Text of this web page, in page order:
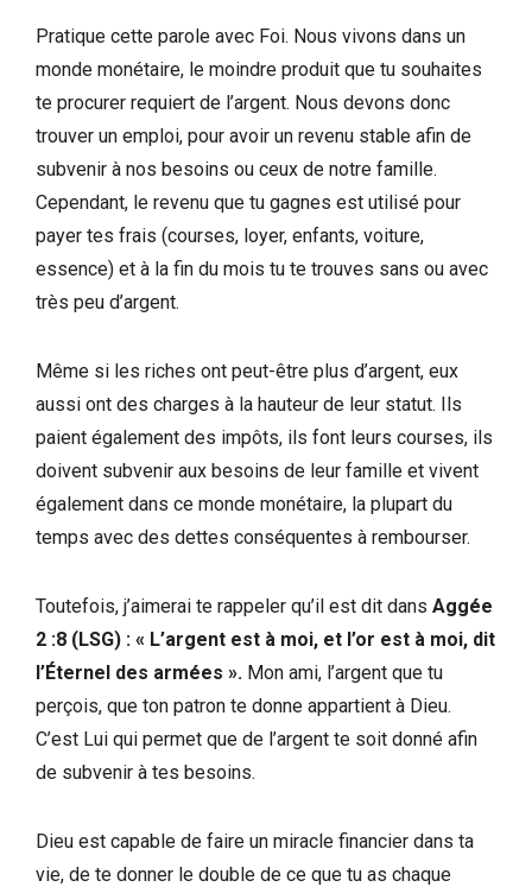
Pratique cette parole avec Foi. Nous vivons dans un
monde monétaire, le moindre produit que tu souhaites
te procurer requiert de l’argent. Nous devons donc
trouver un emploi, pour avoir un revenu stable afin de
subvenir à nos besoins ou ceux de notre famille.
Cependant, le revenu que tu gagnes est utilisé pour
payer tes frais (courses, loyer, enfants, voiture,
essence) et à la fin du mois tu te trouves sans ou avec
très peu d’argent.
Même si les riches ont peut-être plus d’argent, eux
aussi ont des charges à la hauteur de leur statut. Ils
paient également des impôts, ils font leurs courses, ils
doivent subvenir aux besoins de leur famille et vivent
également dans ce monde monétaire, la plupart du
temps avec des dettes conséquentes à rembourser.
Toutefois, j’aimerai te rappeler qu’il est dit dans Aggée
2 :8 (LSG) : « L’argent est à moi, et l’or est à moi, dit
l’Éternel des armées ». Mon ami, l’argent que tu
perçois, que ton patron te donne appartient à Dieu.
C’est Lui qui permet que de l’argent te soit donné afin
de subvenir à tes besoins.
Dieu est capable de faire un miracle financier dans ta
vie, de te donner le double de ce que tu as chaque